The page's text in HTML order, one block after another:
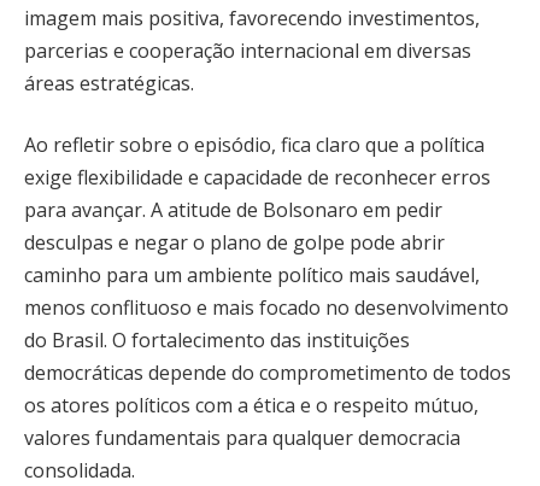
imagem mais positiva, favorecendo investimentos,
parcerias e cooperação internacional em diversas
áreas estratégicas.
Ao refletir sobre o episódio, fica claro que a política
exige flexibilidade e capacidade de reconhecer erros
para avançar. A atitude de Bolsonaro em pedir
desculpas e negar o plano de golpe pode abrir
caminho para um ambiente político mais saudável,
menos conflituoso e mais focado no desenvolvimento
do Brasil. O fortalecimento das instituições
democráticas depende do comprometimento de todos
os atores políticos com a ética e o respeito mútuo,
valores fundamentais para qualquer democracia
consolidada.